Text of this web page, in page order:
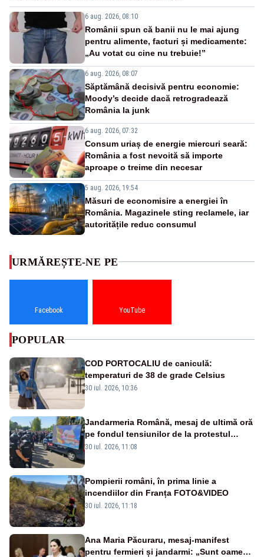
6 aug. 2026, 08:10
Românii spun că banii nu le mai ajung
pentru alimente, facturi și medicamente:
„Au votat cu cine nu trebuie!”
6 aug. 2026, 08:07
Săptămână decisivă pentru economie:
Moody’s decide dacă retrogradează
România la junk
6 aug. 2026, 07:32
Consum uriaș de energie miercuri seară:
România a fost nevoită să importe
aproape o treime din necesar
5 aug. 2026, 19:54
Măsuri de economisire a energiei în
România. Magazinele sting reclamele, iar
autoritățile reduc consumul
URMĂREȘTE-NE PE
Facebook YouTube
POPULAR
COD PORTOCALIU de caniculă:
temperaturi de 38 de grade Celsius
30 iul. 2026, 10:36
Jandarmeria Română, mesaj de ultimă oră
pe fondul tensiunilor de la protestul
masiv al fermierilor - VIDEO
30 iul. 2026, 11:08
Pompierii români, în prima linie a
incendiilor din Franța FOTO&VIDEO
30 iul. 2026, 11:18
Ana Maria Păcuraru, mesaj-manifest
pentru fermieri și jandarmi: „Sunt oameni